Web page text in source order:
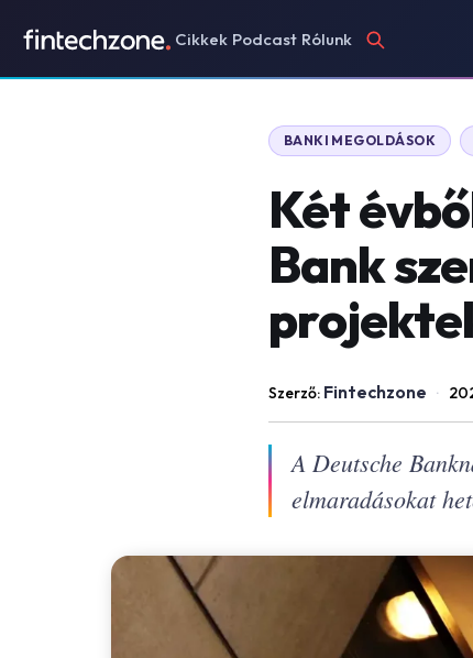
Cikkek Podcast Rólunk
BANKI MEGOLDÁSOK
Két
Bank
Szerző: Fintechzone ·
A Deutsche
elmaradásokat